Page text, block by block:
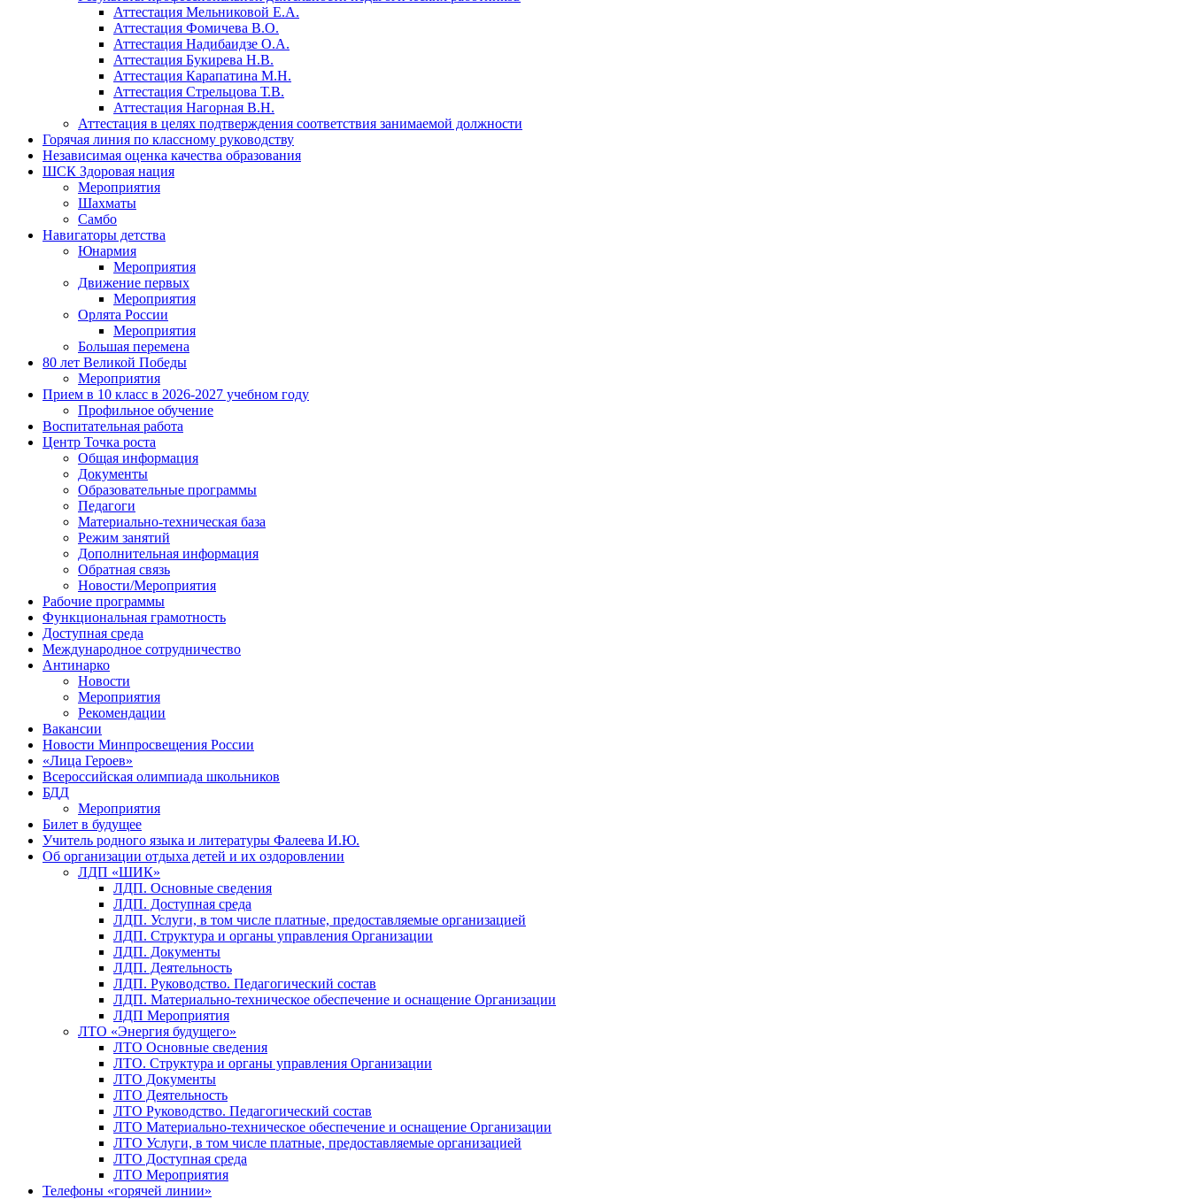
Аттестация Мельниковой Е.А.
Аттестация Фомичева В.О.
Аттестация Надибаидзе О.А.
Аттестация Букирева Н.В.
Аттестация Карапатина М.Н.
Аттестация Стрельцова Т.В.
Аттестация Нагорная В.Н.
Аттестация в целях подтверждения соответствия занимаемой должности
Горячая линия по классному руководству
Независимая оценка качества образования
ШСК Здоровая нация
Мероприятия
Шахматы
Самбо
Навигаторы детства
Юнармия
Мероприятия
Движение первых
Мероприятия
Орлята России
Мероприятия
Большая перемена
80 лет Великой Победы
Мероприятия
Прием в 10 класс в 2026-2027 учебном году
Профильное обучение
Воспитательная работа
Центр Точка роста
Общая информация
Документы
Образовательные программы
Педагоги
Материально-техническая база
Режим занятий
Дополнительная информация
Обратная связь
Новости/Мероприятия
Рабочие программы
Функциональная грамотность
Доступная среда
Международное сотрудничество
Антинарко
Новости
Мероприятия
Рекомендации
Вакансии
Новости Минпросвещения России
«Лица Героев»
Всероссийская олимпиада школьников
БДД
Мероприятия
Билет в будущее
Учитель родного языка и литературы Фалеева И.Ю.
Об организации отдыха детей и их оздоровлении
ЛДП «ШИК»
ЛДП. Основные сведения
ЛДП. Доступная среда
ЛДП. Услуги, в том числе платные, предоставляемые организацией
ЛДП. Структура и органы управления Организации
ЛДП. Документы
ЛДП. Деятельность
ЛДП. Руководство. Педагогический состав
ЛДП. Материально-техническое обеспечение и оснащение Организации
ЛДП Мероприятия
ЛТО «Энергия будущего»
ЛТО Основные сведения
ЛТО. Структура и органы управления Организации
ЛТО Документы
ЛТО Деятельность
ЛТО Руководство. Педагогический состав
ЛТО Материально-техническое обеспечение и оснащение Организации
ЛТО Услуги, в том числе платные, предоставляемые организацией
ЛТО Доступная среда
ЛТО Мероприятия
Телефоны «горячей линии»